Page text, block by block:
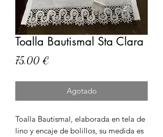
Toalla Bautismal Sta Clara
75,00 €
Agotado
Toalla Bautismal, elaborada en tela de
lino y encaje de bolillos, su medida es